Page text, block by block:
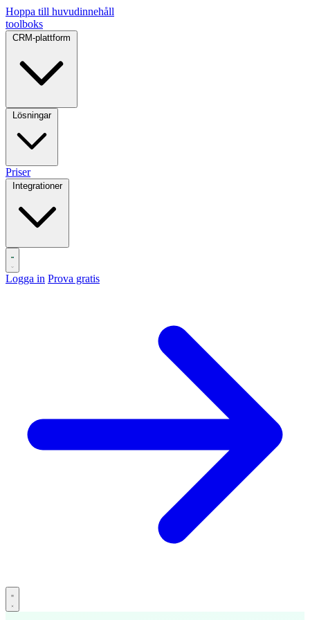
Hoppa till huvudinnehåll
toolboks
CRM-plattform
Lösningar
Priser
Integrationer
Logga in Prova gratis